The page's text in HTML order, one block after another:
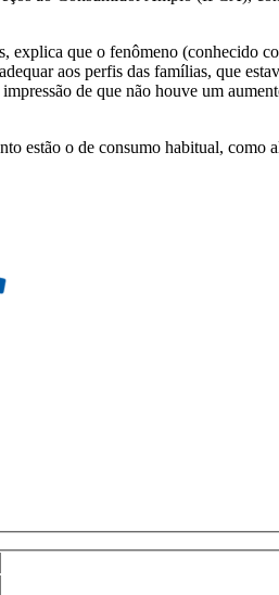
explica que o fenômeno (conhecido
aos perfis das famílias, que
de que não houve um
estão o de consumo habitual, como